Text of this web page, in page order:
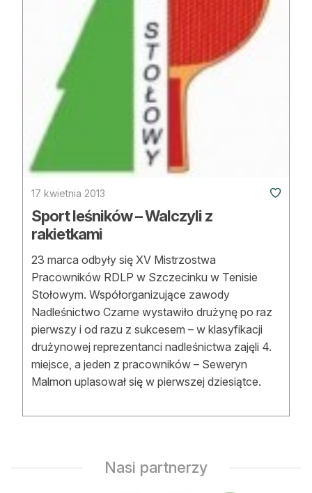
Strefa eksperta
Auto do lasu
Dla drwala
Leśnik na zakupach
Z zagranicy
Edukacja
Lasy prywatne
O nas
100 lat „Lasu Polskiego”
Prenumerata
Reklama
Zostań autorem
Archiwum
Kontakt
17 kwietnia 2013
Sport leśników – Walczyli z
rakietkami
23 marca odbyły się XV Mistrzostwa
Pracowników RDLP w Szczecinku w Tenisie
Stołowym. Współorganizujące zawody
Nadleśnictwo Czarne wystawiło drużynę po raz
pierwszy i od razu z sukcesem – w klasyfikacji
drużynowej reprezentanci nadleśnictwa zajęli 4.
miejsce, a jeden z pracowników – Seweryn
Malmon uplasował się w pierwszej dziesiątce.
Nasi partnerzy